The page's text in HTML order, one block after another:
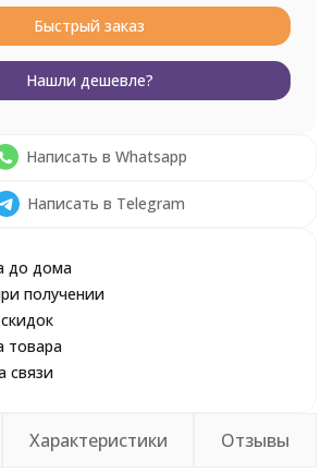
Быстрый заказ
Нашли дешевле?
Написать в Whatsapp
Написать в Telegram
до дома
получении
товара
связи
Характеристики Отзывы